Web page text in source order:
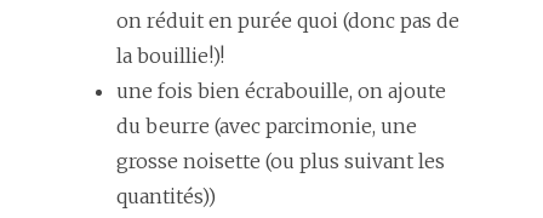
on réduit en purée quoi (donc pas de
la bouillie!)!
une fois bien écrabouille, on ajoute
du beurre (avec parcimonie, une
grosse noisette (ou plus suivant les
quantités))